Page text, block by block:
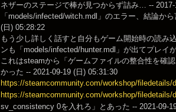
ネザーのステージで棒が見つからず詰み… --
「models/infected/witch.mdl」のエラー、結論か
(日) 05:28:22
もう少し詳しく話すと自分もゲーム開始時の読み
ンも「models/infected/hunter.mdl」が出てプレイ
これはsteamから「ゲームファイルの整合性を確
かった -- 2021-09-19 (日) 05:31:30
https://steamcommunity.com/workshop/filedetails/
https://steamcommunity.com/workshop/filedetails/
sv_consistency 0を入れろ」とあった -- 2021-09-